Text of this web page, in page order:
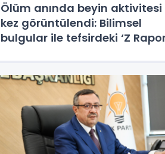
Ölüm anında beyin aktivitesi
kez görüntülendi: Bilimsel
bulgular ile tefsirdeki ‘Z